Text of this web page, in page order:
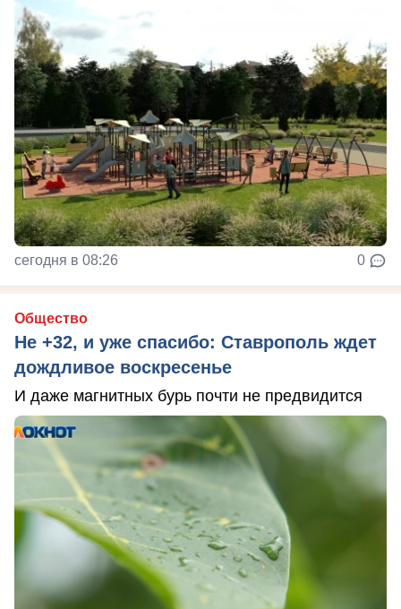
сегодня в 08:26 0
Общество
Не +32, и уже спасибо: Ставрополь ждет
дождливое воскресенье
И даже магнитных бурь почти не предвидится